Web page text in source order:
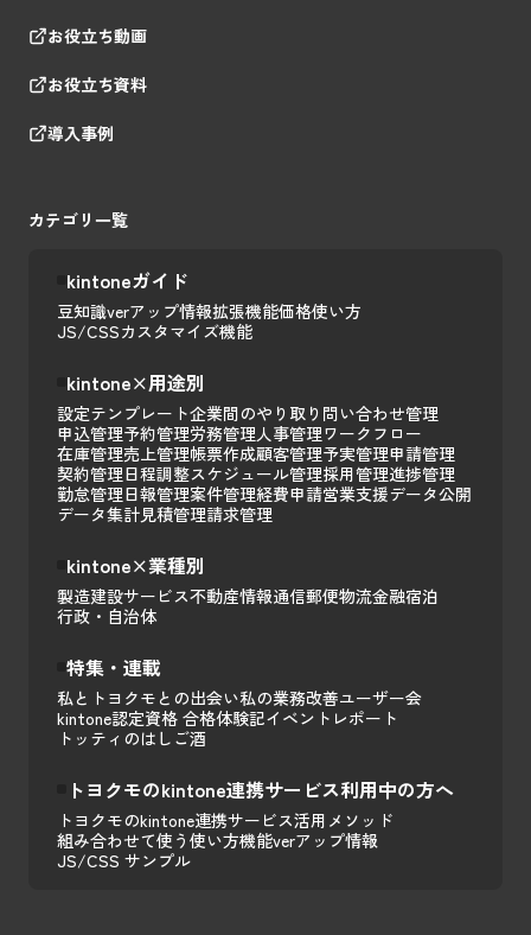
お役立ち動画
お役立ち資料
導入事例
カテゴリ一覧
kintoneガイド
豆知識verアップ情報拡張機能価格使い方
JS/CSSカスタマイズ機能
kintone×用途別
設定テンプレート企業間のやり取り 問い合わせ管理
申込管理予約管理労務管理人事管理ワークフロー
在庫管理売上管理帳票作成顧客管理予実管理申請管理
契約管理日程調整スケジュール管理採用管理進捗管理
勤怠管理日報管理案件管理経費申請営業支援データ公開
データ集計見積管理請求管理
kintone×業種別
製造建設サービス不動産情報通信郵便物流金融宿泊
行政・自治体
特集・連載
私とトヨクモとの出会い私の業務改善ユーザー会
kintone認定資格 合格体験記イベントレポート
トッティのはしご酒
トヨクモのkintone連携サービス利用中の方へ
トヨクモのkintone連携サービス活用メソッド
組み合わせて使う 使い方機能verアップ情報
JS/CSS サンプル